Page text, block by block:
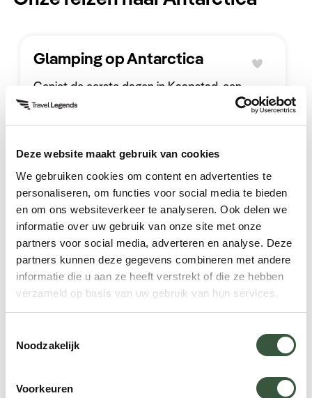
Deze website maakt gebruik van cookies
We gebruiken cookies om content en advertenties te
personaliseren, om functies voor social media te bieden
en om ons websiteverkeer te analyseren. Ook delen we
informatie over uw gebruik van onze site met onze
partners voor social media, adverteren en analyse. Deze
partners kunnen deze gegevens combineren met andere
informatie die u aan ze heeft verstrekt of die ze hebben
verzameld op basis van uw gebruik van hun services.
Noodzakelijk
Voorkeuren
Glamping op Antarctica
Geniet de eerste dagen in Kaapstad, een
heerlijke citytrip. Maar waar deze reis
een ontdekkingstocht in Antartica. Bij deze reis
verblijft u in een kleinschalig en duurzaam
kamp en zijn de meest waanzinnige activiteiten
inbegrepen. Heeft u nog een plekje vrij in uw
paspoort voor een stempel van de Zuidpool?
13 dagen v.a. 118.000 p.p. Luxe
Ontdek deze reis
Hulp nodig bij uw zoektocht